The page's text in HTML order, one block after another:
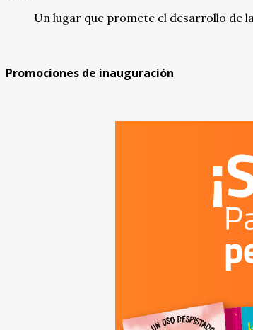
Un lugar que promete el desarrollo de
Promociones de inauguración